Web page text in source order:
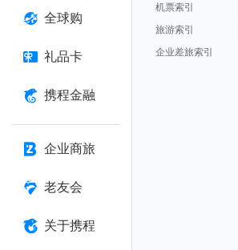
全球购
礼品卡
携程金融
企业商旅
老友会
关于携程
机票索引
旅游索引
企业差旅索引